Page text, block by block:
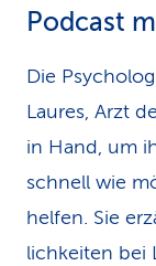
Podcast
Die
Laures, Arzt
in Hand, um
schnell wie
helfen. Sie
lichkeiten bei